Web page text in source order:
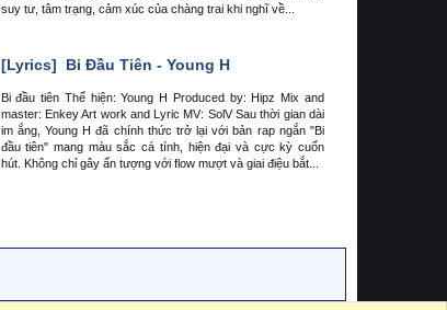
suy tư, tâm trạng, cảm xúc của chàng trai khi nghĩ về...
[Lyrics] Bi Đầu Tiên - Young H
Bi đầu tiên Thể hiện: Young H Produced by: Hipz Mix and
master: Enkey Art work and Lyric MV: SolV Sau thời gian dài
im ắng, Young H đã chính thức trở lại với bản rap ngắn "Bi
đầu tiên" mang màu sắc cá tính, hiện đại và cực kỳ cuốn
hút. Không chỉ gây ấn tượng với flow mượt và giai điệu bắt...